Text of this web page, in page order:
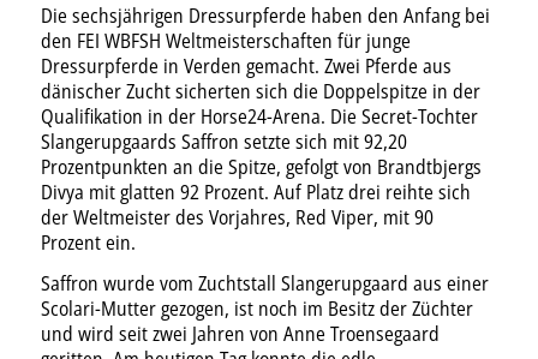
Die sechsjährigen Dressurpferde haben den Anfang bei
den FEI WBFSH Weltmeisterschaften für junge
Dressurpferde in Verden gemacht. Zwei Pferde aus
dänischer Zucht sicherten sich die Doppelspitze in der
Qualifikation in der Horse24-Arena. Die Secret-Tochter
Slangerupgaards Saffron setzte sich mit 92,20
Prozentpunkten an die Spitze, gefolgt von Brandtbjergs
Divya mit glatten 92 Prozent. Auf Platz drei reihte sich
der Weltmeister des Vorjahres, Red Viper, mit 90
Prozent ein.
Saffron wurde vom Zuchtstall Slangerupgaard aus einer
Scolari-Mutter gezogen, ist noch im Besitz der Züchter
und wird seit zwei Jahren von Anne Troensegaard